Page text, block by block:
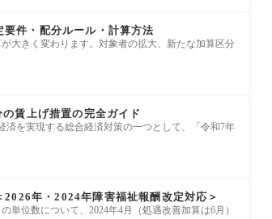
件・配分ルール・計算方法
大きく変わります。対象者の拡大、新たな加算区分
賃上げ措置の完全ガイド
済を実現する総合経済対策の一つとして、「令和7年
年・2024年障害福祉報酬改定対応＞
位数について、2024年4月（処遇改善加算は6月）